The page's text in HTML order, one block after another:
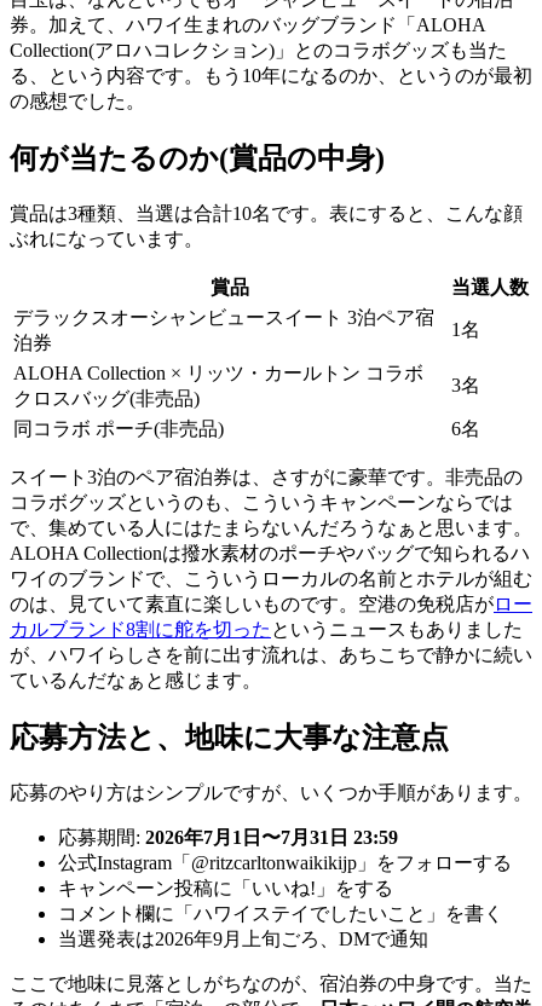
券。加えて、ハワイ生まれのバッグブランド「ALOHA
Collection(アロハコレクション)」とのコラボグッズも当た
る、という内容です。もう10年になるのか、というのが最初
の感想でした。
何が当たるのか(賞品の中身)
賞品は3種類、当選は合計10名です。表にすると、こんな顔
ぶれになっています。
賞品
当選人数
デラックスオーシャンビュースイート 3泊ペア宿
泊券
1名
ALOHA Collection × リッツ・カールトン コラボ
クロスバッグ(非売品)
3名
同コラボ ポーチ(非売品) 6名
スイート3泊のペア宿泊券は、さすがに豪華です。非売品の
コラボグッズというのも、こういうキャンペーンならでは
で、集めている人にはたまらないんだろうなぁと思います。
ALOHA Collectionは撥水素材のポーチやバッグで知られるハ
ワイのブランドで、こういうローカルの名前とホテルが組む
のは、見ていて素直に楽しいものです。空港の免税店がロー
カルブランド8割に舵を切った というニュースもありました
が、ハワイらしさを前に出す流れは、あちこちで静かに続い
ているんだなぁと感じます。
応募方法と、地味に大事な注意点
応募のやり方はシンプルですが、いくつか手順があります。
応募期間: 2026年7月1日〜7月31日 23:59
公式Instagram「@ritzcarltonwaikikijp」をフォローする
キャンペーン投稿に「いいね!」をする
コメント欄に「ハワイステイでしたいこと」を書く
当選発表は2026年9月上旬ごろ、DMで通知
ここで地味に見落としがちなのが、宿泊券の中身です。当た